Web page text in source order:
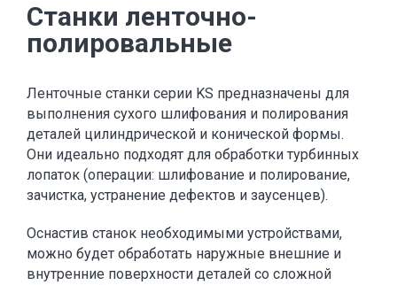
Станки ленточно-
полировальные
Ленточные станки серии KS предназначены для
выполнения сухого шлифования и полирования
деталей цилиндрической и конической формы.
Они идеально подходят для обработки турбинных
лопаток (операции: шлифование и полирование,
зачистка, устранение дефектов и заусенцев).
Оснастив станок необходимыми устройствами,
можно будет обработать наружные внешние и
внутренние поверхности деталей со сложной